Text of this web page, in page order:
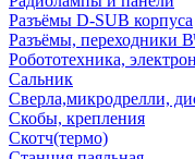
Разъёмы D-SUB корпуса
Разъёмы, переходники
Робототехника,
Сальник
Сверла,микродрелли,
Скобы, крепления
Скотч(термо)